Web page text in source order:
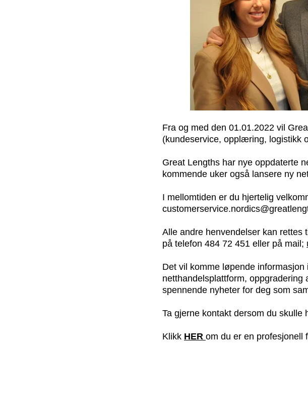
Fra og med den 01.01.2022 vil
(kundeservice, opplæring, logistikk
Great Lengths har nye oppdaterte
kommende uker også lansere ny
I mellomtiden er du hjertelig
Alle andre henvendelser kan rettes
på telefon 484 72 451 eller på mail;
Det vil komme løpende
netthandelsplattform,
spennende nyheter for deg som
Ta gjerne kontakt dersom du skulle
Klikk HER om du er en profesjonell